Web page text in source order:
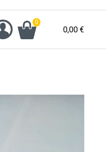
0
0,00 €